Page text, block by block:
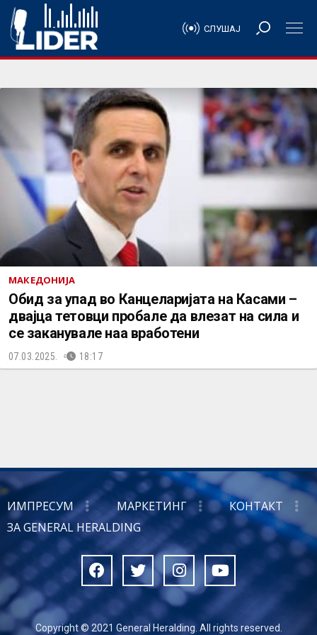
СЛУШАЈ
МАКЕДОНИЈА
Обид за упад во Канцеларијата на Касами –
двајца тетовци пробале да влезат на сила и
се заканувале наа вработени
07.03.2025. 18:17
ИМПРЕСУМ МАРКЕТИНГ
КОНТАКТ
ЗА GENERAL HERALDING
Copyright © 2021 General Heralding. All rights reserved.